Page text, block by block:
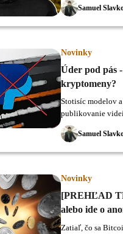
Samuel
Novinky
Úder pod pás
kryptomeny?
Samuel
Stotisíc modelov
publikovanie videí
okamžitou
Novinky
[PREHĽAD
alebo ide o
Zatiaľ, čo sa